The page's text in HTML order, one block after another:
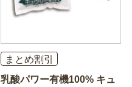
まとめ割引
乳酸パワー有機100% キュ